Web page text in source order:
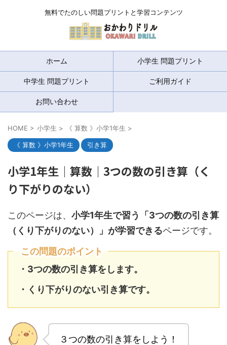
無料でたのしい問題プリントと学習コンテンツ
ホーム 小学生 問題プリント
中学生 問題プリント ご利用ガイド
お問い合わせ
HOME > 小学生 > 《 算数 》小学1年生 >
《 算数 》小学1年生 引き算
小学1年生｜算数｜3つの数の引き算（く
り下がりのない）
このページは、 小学1年生で習う「3つの数の引き算
（くり下がりのない）」が学習できるページです。
この問題のポイント
・3つの数の引き算をします。
・くり下がりのない引き算です。
３つの数の引き算をしよう！